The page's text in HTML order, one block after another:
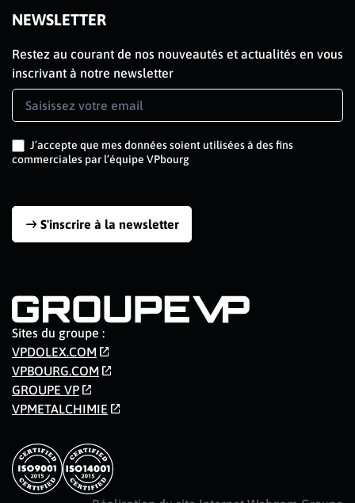
NEWSLETTER
Restez au courant de nos nouveautés et actualités en vous
inscrivant à notre newsletter
Newsletter
Signup
J’accepte que mes données soient utilisées à des fins
commerciales par l’équipe VPbourg
S'inscrire à la newsletter
Sites du groupe :
VPDOLEX.COM
VPBOURG.COM
GROUPE VP
VPMETALCHIMIE